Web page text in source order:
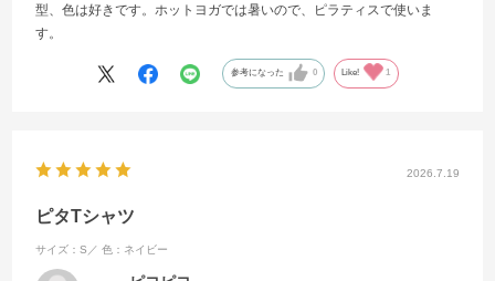
型、色は好きです。ホットヨガでは暑いので、ピラティスで使いま
す。
参考になった 0 Like! 1
2026.7.19
ピタTシャツ
サイズ：S／ 色：ネイビー